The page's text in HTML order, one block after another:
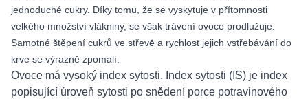
jednoduché cukry. Díky tomu, že se vyskytuje v přítomnosti
velkého množství vlákniny, se však trávení ovoce prodlužuje.
Samotné štěpení cukrů ve střevě a rychlost jejich vstřebávání do
krve se výrazně zpomalí.
Ovoce má vysoký index sytosti. Index sytosti (IS) je index
popisující úroveň sytosti po snědení porce potravinového